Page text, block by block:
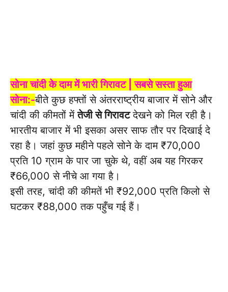
सोना चांदी के दाम में भारी गिरावट | सबसे सस्ता हुआ
सोना:-बीते कुछ हफ्तों से अंतरराष्ट्रीय बाजार में सोने और
चांदी की कीमतों मेंतेजी से गिरावटदेखने को मिल रही है।
भारतीय बाजार में भी इसका असर साफ तौर पर दिखाई दे
रहा है। जहां कुछ महीने पहले सोने के दाम ₹70,000
प्रति 10 ग्राम के पार जा चुके थे, वहीं अब यह गिरकर
₹66,000 से नीचे आ गया है।
इसी तरह, चांदी की कीमतें भी ₹92,000 प्रति किलो से
घटकर ₹88,000 तक पहुँच गई हैं।